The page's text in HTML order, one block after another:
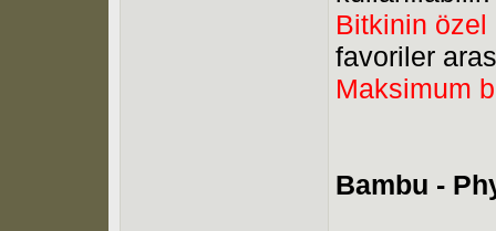
Bitkinin
favoriler
Maksimum
Bambu -